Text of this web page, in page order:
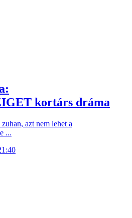
kortárs dráma
azt nem lehet a
...